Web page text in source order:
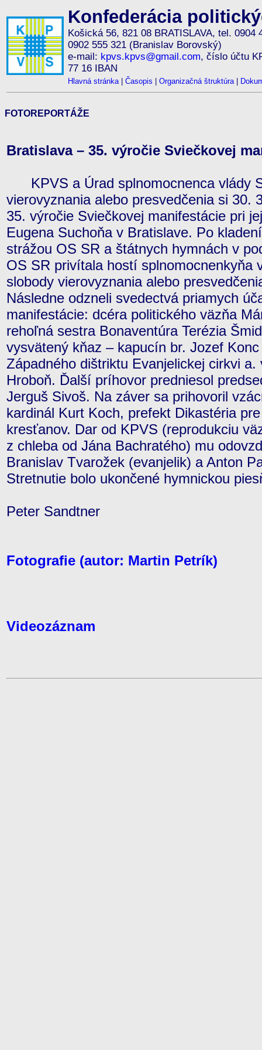
Konfederácia
Košická 56, 821 08 BRATISLAVA, tel. 0904
0902 555 321 (Branislav Borovský)
e-mail: kpvs.kpvs@gmail.com, číslo účtu
77 16 IBAN
Hlavná stránka| Časopis Organizačná štruktúra|
FOTOREPORTÁŽE
Bratislava – 35. výročie Sviečkovej
KPVS a Úrad splnomocnenca vlády
vierovyznania alebo presvedčenia si 30.
35. výročie Sviečkovej manifestácie pri
Eugena Suchoňa v Bratislave. Po
strážou OS SR a štátnych hymnách v
OS SR privítala hostí splnomocnenkyňa
slobody vierovyznania alebo
Následne odzneli svedectvá priamych
manifestácie: dcéra politického väzňa
rehoľná sestra Bonaventúra Terézia
vysvätený kňaz – kapucín br. Jozef
Západného dištriktu Evanjelickej cirkvi a.
Hroboň. Ďalší príhovor predniesol
Jerguš Sivoš. Na záver sa prihovoril
kardinál Kurt Koch, prefekt Dikastéria
kresťanov. Dar od KPVS (reprodukciu
z chleba od Jána Bachratého) mu
Branislav Tvarožek (evanjelik) a Anton
Stretnutie bolo ukončené hymnickou
Peter Sandtner
Fotografie (autor: Martin Petrík)
Videozáznam